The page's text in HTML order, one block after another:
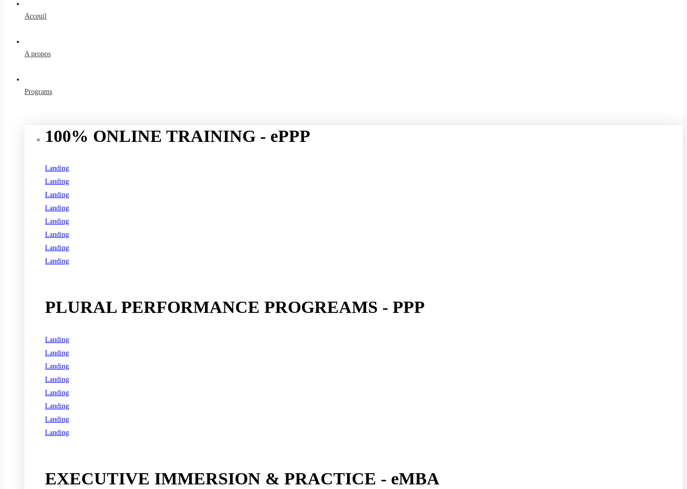
Acceuil
A propos
Programs
100% ONLINE TRAINING - ePPP
Landing
Landing
Landing
Landing
Landing
Landing
Landing
Landing
PLURAL PERFORMANCE PROGREAMS - PPP
Landing
Landing
Landing
Landing
Landing
Landing
Landing
Landing
EXECUTIVE IMMERSION & PRACTICE - eMBA